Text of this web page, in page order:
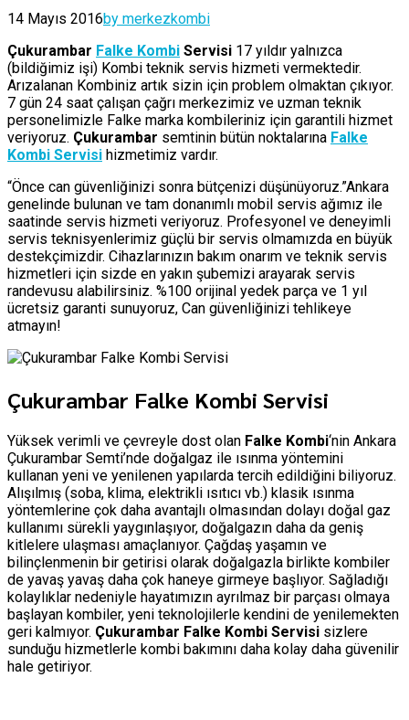
14 Mayıs 2016by merkezkombi
Çukurambar Falke Kombi Servisi 17 yıldır yalnızca
(bildiğimiz işi) Kombi teknik servis hizmeti vermektedir.
Arızalanan Kombiniz artık sizin için problem olmaktan çıkıyor.
7 gün 24 saat çalışan çağrı merkezimiz ve uzman teknik
personelimizle Falke marka kombileriniz için garantili hizmet
veriyoruz. Çukurambar semtinin bütün noktalarına Falke
Kombi Servisi hizmetimiz vardır.
“Önce can güvenliğinizi sonra bütçenizi düşünüyoruz.”Ankara
genelinde bulunan ve tam donanımlı mobil servis ağımız ile
saatinde servis hizmeti veriyoruz. Profesyonel ve deneyimli
servis teknisyenlerimiz güçlü bir servis olmamızda en büyük
destekçimizdir. Cihazlarınızın bakım onarım ve teknik servis
hizmetleri için sizde en yakın şubemizi arayarak servis
randevusu alabilirsiniz. %100 orijinal yedek parça ve 1 yıl
ücretsiz garanti sunuyoruz, Can güvenliğinizi tehlikeye
atmayın!
Çukurambar Falke Kombi Servisi
Yüksek verimli ve çevreyle dost olan Falke Kombi‘nin Ankara
Çukurambar Semti’nde doğalgaz ile ısınma yöntemini
kullanan yeni ve yenilenen yapılarda tercih edildiğini biliyoruz.
Alışılmış (soba, klima, elektrikli ısıtıcı vb.) klasik ısınma
yöntemlerine çok daha avantajlı olmasından dolayı doğal gaz
kullanımı sürekli yaygınlaşıyor, doğalgazın daha da geniş
kitlelere ulaşması amaçlanıyor. Çağdaş yaşamın ve
bilinçlenmenin bir getirisi olarak doğalgazla birlikte kombiler
de yavaş yavaş daha çok haneye girmeye başlıyor. Sağladığı
kolaylıklar nedeniyle hayatımızın ayrılmaz bir parçası olmaya
başlayan kombiler, yeni teknolojilerle kendini de yenilemekten
geri kalmıyor. Çukurambar Falke Kombi Servisi sizlere
sunduğu hizmetlerle kombi bakımını daha kolay daha güvenilir
hale getiriyor.